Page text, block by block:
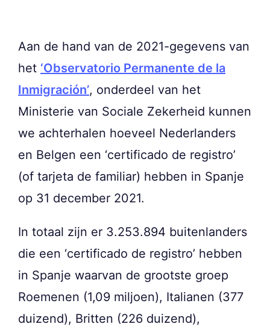
Aan de hand van de 2021-gegevens van
het ‘Observatorio Permanente de la
Inmigración’, onderdeel van het
Ministerie van Sociale Zekerheid kunnen
we achterhalen hoeveel Nederlanders
en Belgen een ‘certificado de registro’
(of tarjeta de familiar) hebben in Spanje
op 31 december 2021.
In totaal zijn er 3.253.894 buitenlanders
die een ‘certificado de registro’ hebben
in Spanje waarvan de grootste groep
Roemenen (1,09 miljoen), Italianen (377
duizend), Britten (226 duizend),